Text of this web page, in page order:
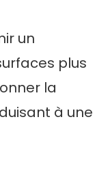
un
plus
la
à une